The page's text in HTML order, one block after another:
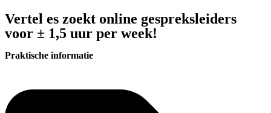
Vertel es zoekt online gespreksleiders
voor ± 1,5 uur per week!
Praktische informatie